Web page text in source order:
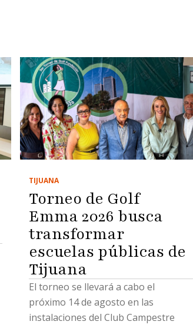
TIJUANA
Torneo de Golf
Emma 2026 busca
transformar
escuelas públicas de
Tijuana
El torneo se llevará a cabo el
próximo 14 de agosto en las
instalaciones del Club Campestre